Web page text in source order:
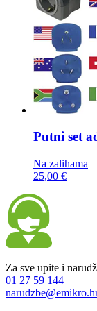
Putni set
Na zalihama
25,00 €
Za sve upite i
01 27 59 144